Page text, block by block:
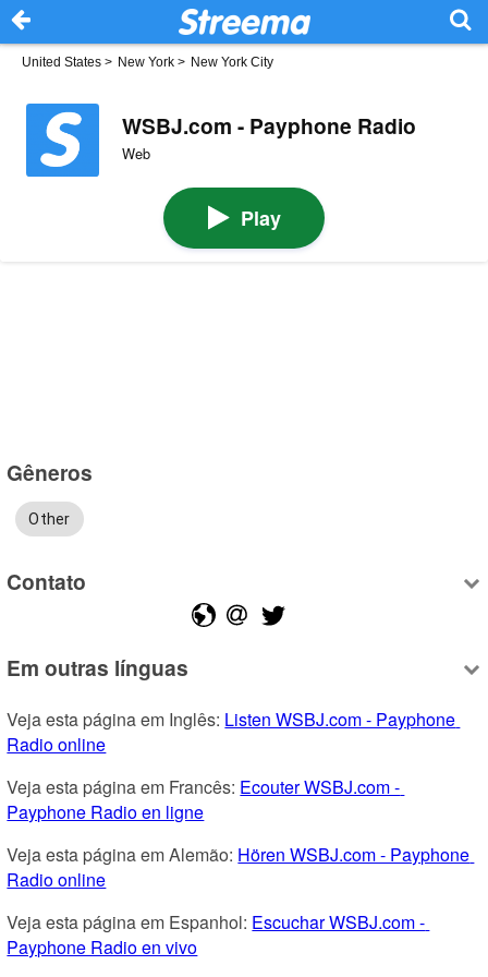
United States > New York > New York City
WSBJ.com - Payphone Radio
Web
Play
Gêneros
Other
Contato
Em outras línguas
Veja esta página em Inglês: Listen WSBJ.com - Payphone
Radio online
Veja esta página em Francês: Ecouter WSBJ.com -
Payphone Radio en ligne
Veja esta página em Alemão: Hören WSBJ.com - Payphone
Radio online
Veja esta página em Espanhol: Escuchar WSBJ.com -
Payphone Radio en vivo